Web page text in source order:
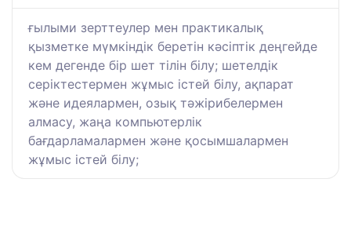
ғылыми зерттеулер мен практикалық
қызметке мүмкіндік беретін кәсіптік деңгейде
кем дегенде бір шет тілін білу; шетелдік
серіктестермен жұмыс істей білу, ақпарат
және идеялармен, озық тәжірибелермен
алмасу, жаңа компьютерлік
бағдарламалармен және қосымшалармен
жұмыс істей білу;